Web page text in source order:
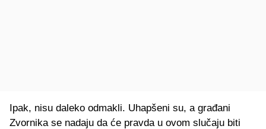
Ipak, nisu daleko odmakli. Uhapšeni su, a građani
Zvornika se nadaju da će pravda u ovom slučaju biti